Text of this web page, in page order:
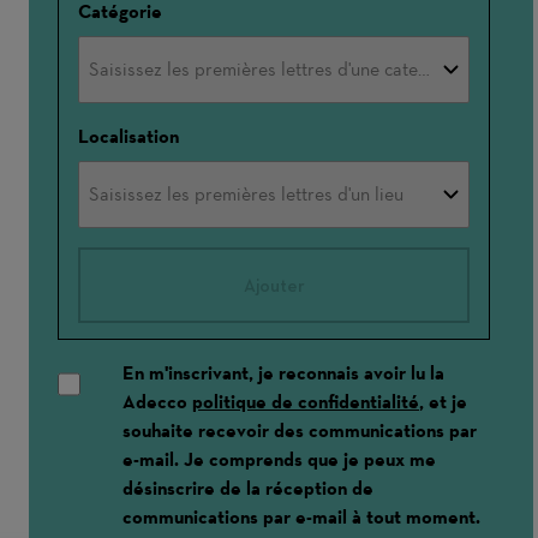
Catégorie
Localisation
En m'inscrivant, je reconnais avoir lu la
Adecco politique de confidentialité, et je
souhaite recevoir des communications par
e-mail. Je comprends que je peux me
désinscrire de la réception de
communications par e-mail à tout moment.